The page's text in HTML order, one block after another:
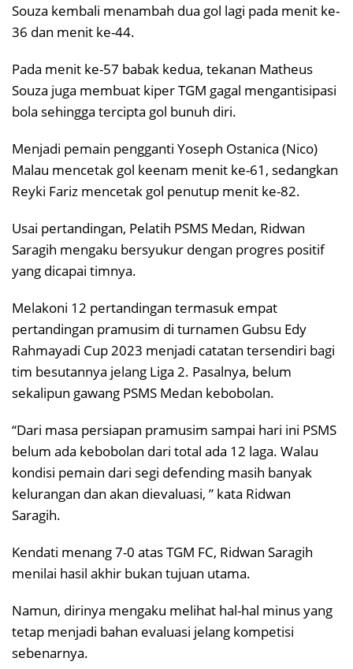
Souza kembali menambah dua gol lagi pada menit ke-
36 dan menit ke-44.
Pada menit ke-57 babak kedua, tekanan Matheus
Souza juga membuat kiper TGM gagal mengantisipasi
bola sehingga tercipta gol bunuh diri.
Menjadi pemain pengganti Yoseph Ostanica (Nico)
Malau mencetak gol keenam menit ke-61, sedangkan
Reyki Fariz mencetak gol penutup menit ke-82.
Usai pertandingan, Pelatih PSMS Medan, Ridwan
Saragih mengaku bersyukur dengan progres positif
yang dicapai timnya.
Melakoni 12 pertandingan termasuk empat
pertandingan pramusim di turnamen Gubsu Edy
Rahmayadi Cup 2023 menjadi catatan tersendiri bagi
tim besutannya jelang Liga 2. Pasalnya, belum
sekalipun gawang PSMS Medan kebobolan.
“Dari masa persiapan pramusim sampai hari ini PSMS
belum ada kebobolan dari total ada 12 laga. Walau
kondisi pemain dari segi defending masih banyak
kelurangan dan akan dievaluasi, ” kata Ridwan
Saragih.
Kendati menang 7-0 atas TGM FC, Ridwan Saragih
menilai hasil akhir bukan tujuan utama.
Namun, dirinya mengaku melihat hal-hal minus yang
tetap menjadi bahan evaluasi jelang kompetisi
sebenarnya.